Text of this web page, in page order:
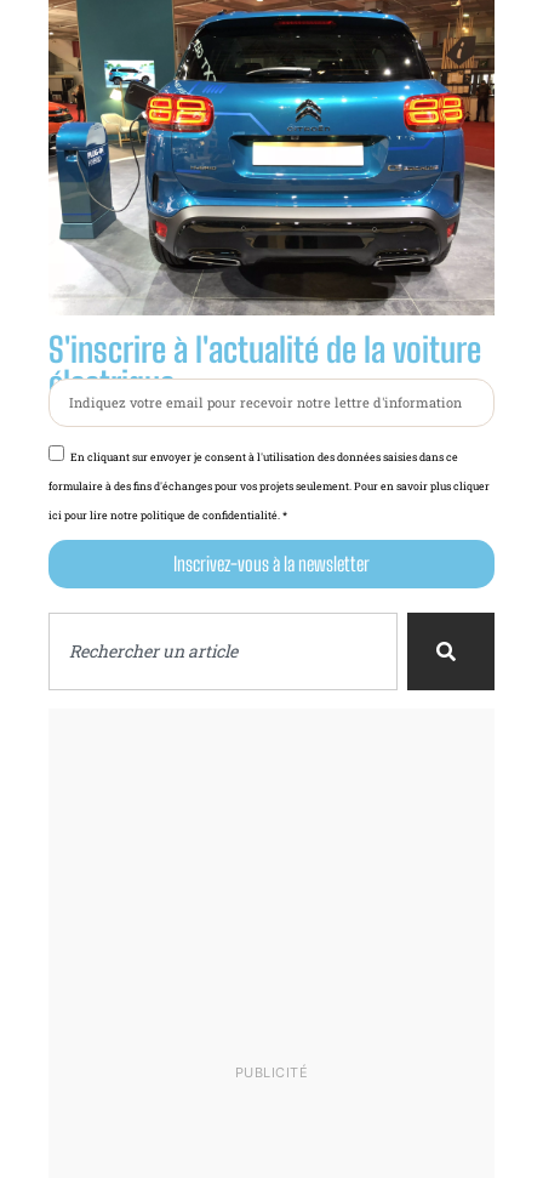
S'inscrire à l'actualité de la voiture
électrique :
En cliquant sur envoyer je consent à l'utilisation des données saisies dans ce
formulaire à des fins d'échanges pour vos projets seulement. Pour en savoir plus cliquer
ici pour lire notre politique de confidentialité. *
Inscrivez-vous à la newsletter